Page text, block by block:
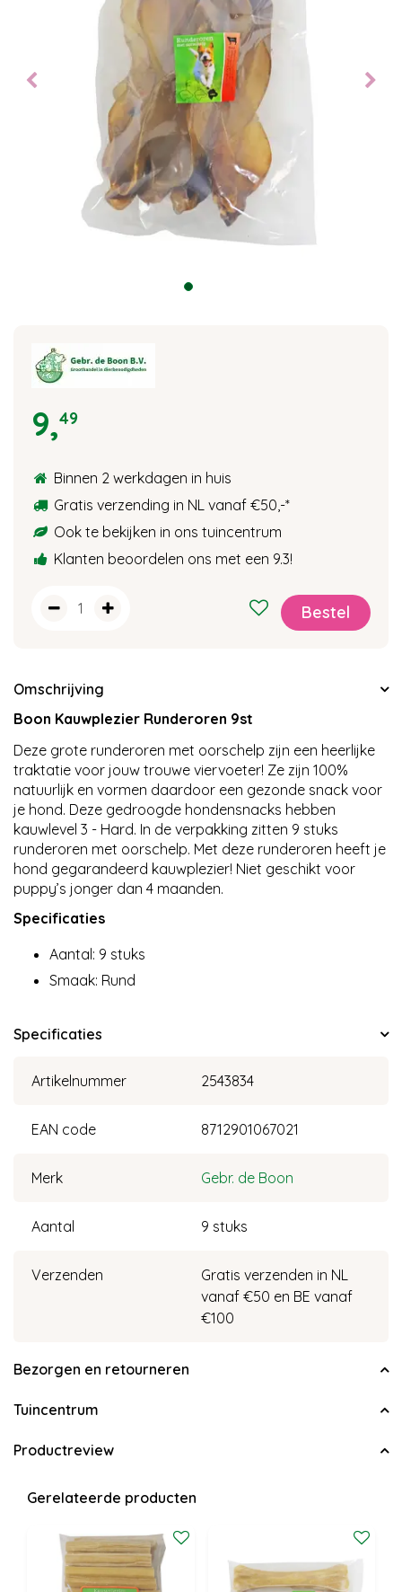
9,49
Binnen 2 werkdagen in huis
Gratis verzending in NL vanaf €50,-*
Ook te bekijken in ons tuincentrum
Klanten beoordelen ons met een 9.3!
Omschrijving
Boon Kauwplezier Runderoren 9st
Deze grote runderoren met oorschelp zijn een heerlijke
traktatie voor jouw trouwe viervoeter! Ze zijn 100%
natuurlijk en vormen daardoor een gezonde snack voor
je hond. Deze gedroogde hondensnacks hebben
kauwlevel 3 - Hard. In de verpakking zitten 9 stuks
runderoren met oorschelp. Met deze runderoren heeft je
hond gegarandeerd kauwplezier! Niet geschikt voor
puppy’s jonger dan 4 maanden.
Specificaties
Aantal: 9 stuks
Smaak: Rund
Specificaties
Artikelnummer 2543834
EAN code 8712901067021
Merk Gebr. de Boon
Aantal 9 stuks
Verzenden
Gratis verzenden in NL
vanaf €50 en BE vanaf
€100
Bezorgen en retourneren
Tuincentrum
Productreview
Gerelateerde producten